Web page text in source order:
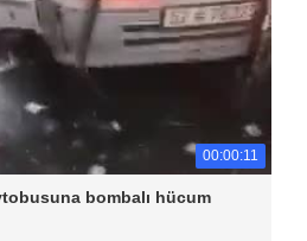
00:00:11
bombalı hücum